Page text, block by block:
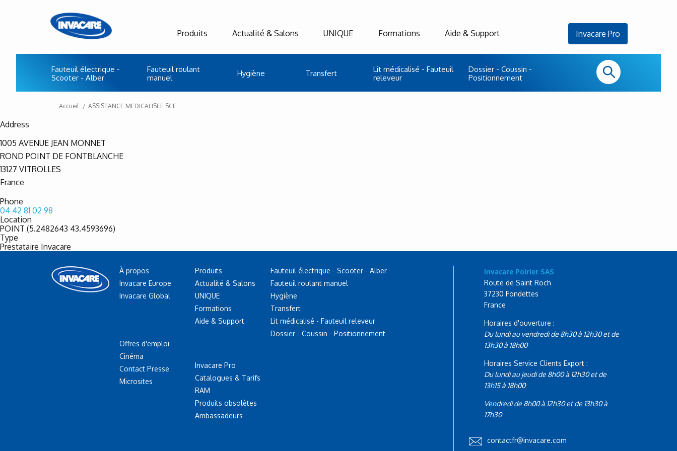
Produits
Fauteuil électrique -
Scooter - Alber
Fauteuil roulant
manuel
Hygiène Transfert
Lit médicalisé - Fauteuil
releveur
Dossier - Coussin -
Positionnement
Actualité & Salons UNIQUE Formations Aide & Support Invacare Pro
Accueil ASSISTANCE MEDICALISEE SCE
Address
1005 AVENUE JEAN MONNET
ROND POINT DE FONTBLANCHE
13127 VITROLLES
France
Phone
04 42 81 02 98
Location
POINT (5.2482643 43.4593696)
Type
Prestataire Invacare
À propos
Invacare Europe
Invacare Global
Offres d'emploi
Cinéma
Contact Presse
Microsites
Produits
Actualité & Salons
UNIQUE
Formations
Aide & Support
Invacare Pro
Catalogues & Tarifs
RAM
Produits obsolètes
Ambassadeurs
Fauteuil électrique - Scooter - Alber
Fauteuil roulant manuel
Hygiène
Transfert
Lit médicalisé - Fauteuil releveur
Dossier - Coussin - Positionnement
Invacare Poirier SAS
Route de Saint Roch
37230 Fondettes
France
Horaires d'ouverture :
Du lundi au vendredi de 8h30 à 12h30 et de
13h30 à 18h00
Horaires Service Clients Export :
Du lundi au jeudi de 8h00 à 12h30 et de
13h15 à 18h00
Vendredi de 8h00 à 12h30 et de 13h30 à
17h30
contactfr@invacare.com